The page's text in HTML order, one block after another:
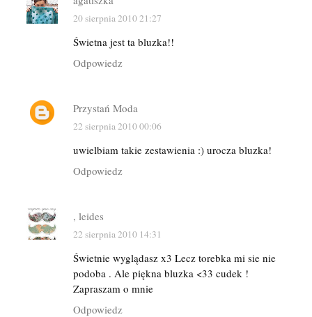
20 sierpnia 2010 21:27
Świetna jest ta bluzka!!
Odpowiedz
Przystań Moda
22 sierpnia 2010 00:06
uwielbiam takie zestawienia :) urocza bluzka!
Odpowiedz
, leides
22 sierpnia 2010 14:31
Świetnie wyglądasz x3 Lecz torebka mi sie nie
podoba . Ale piękna bluzka <33 cudek !
Zapraszam o mnie
Odpowiedz